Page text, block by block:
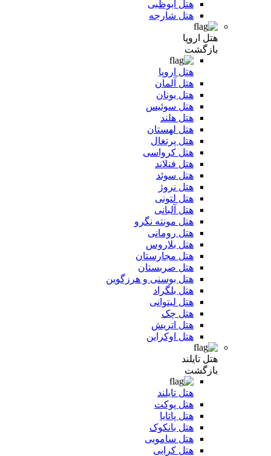
هتل ابوظبی
هتل شارجه
هتل اروپا
بازگشت
هتل اروپا
هتل آلمان
هتل یونان
هتل سوئیس
هتل هلند
هتل لهستان
هتل پرتغال
هتل کرواسی
هتل فنلاند
هتل سوئد
هتل نروژ
هتل لتونی
هتل آلبانی
هتل مونته نگرو
هتل رومانی
هتل بلاروس
هتل مجارستان
هتل صربستان
هتل بوسنی و هرزگوین
هتل بلگراد
هتل لیتوانی
هتل چک
هتل اتریش
هتل اوکراین
هتل تایلند
بازگشت
هتل تایلند
هتل پوکت
هتل پاتایا
هتل بانکوک
هتل سامویی
هتل کرابی